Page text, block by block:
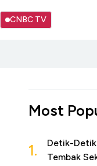
CNBC TV
Most
1.
Detik-
Tembak